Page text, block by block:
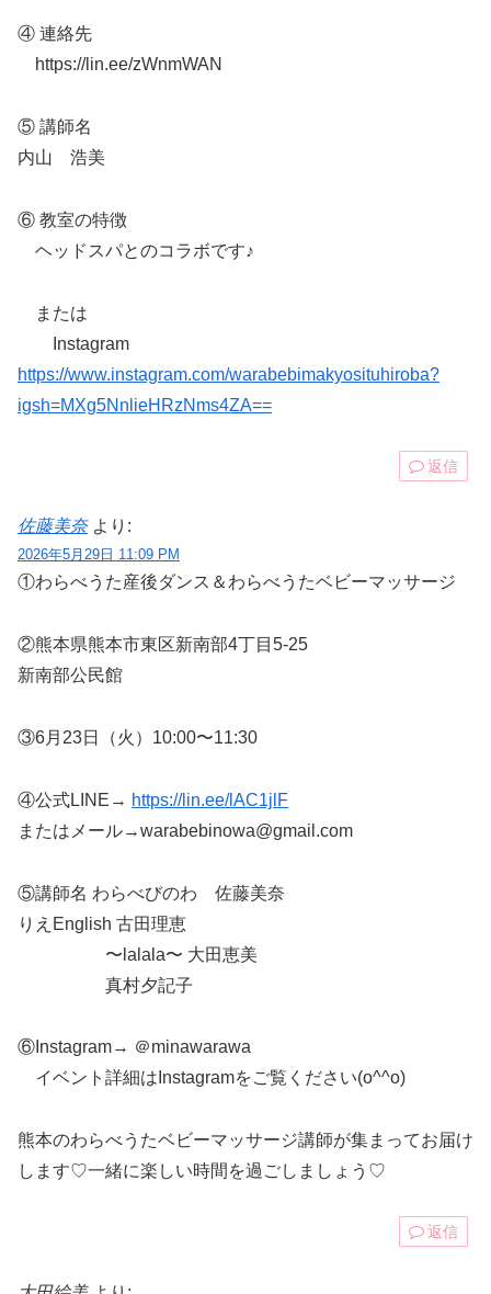
④ 連絡先
https://lin.ee/zWnmWAN
⑤ 講師名
内山 浩美
⑥ 教室の特徴
ヘッドスパとのコラボです♪
または
Instagram
https://www.instagram.com/warabebimakyosituhiroba?
igsh=MXg5NnlieHRzNms4ZA==
返信
佐藤美奈 より:
2026年5月29日 11:09 PM
①わらべうた産後ダンス＆わらべうたベビーマッサージ
②熊本県熊本市東区新南部4丁目5-25
新南部公民館
③6月23日（火）10:00〜11:30
④公式LINE→ https://lin.ee/lAC1jlF
またはメール→warabebinowa@gmail.com
⑤講師名 わらべびのわ 佐藤美奈
りえEnglish 古田理恵
〜lalala〜 大田恵美
真村夕記子
⑥Instagram→ ＠minawarawa
イベント詳細はInstagramをご覧ください(o^^o)
熊本のわらべうたベビーマッサージ講師が集まってお届け
します♡一緒に楽しい時間を過ごしましょう♡
返信